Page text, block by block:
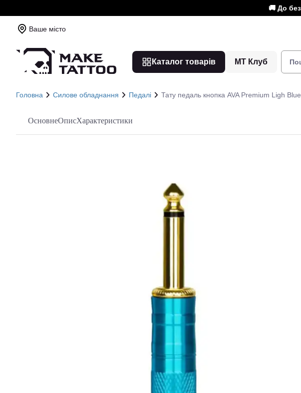
🚚 До
Ваше місто
Каталог товарів МТ Клуб
Головна Силове обладнання Педалі Тату педаль кнопка AVA Premium Ligh Blue
ОсновнеОписХарактеристики